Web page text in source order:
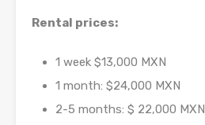
Rental prices:
1 week $13,000 MXN
1 month: $24,000 MXN
2-5 months: $ 22,000 MXN